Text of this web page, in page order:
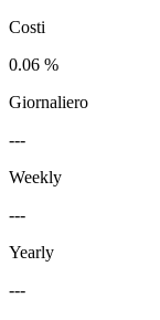
Costi
0.06 %
Giornaliero
---
Weekly
---
Yearly
---